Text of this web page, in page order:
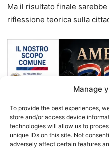
Manage
To provide the best experiences,
store and/or access device
technologies will allow us to
unique IDs on this site. Not
adversely affect certain features
Ma il risultato finale
riflessione teorica sulla